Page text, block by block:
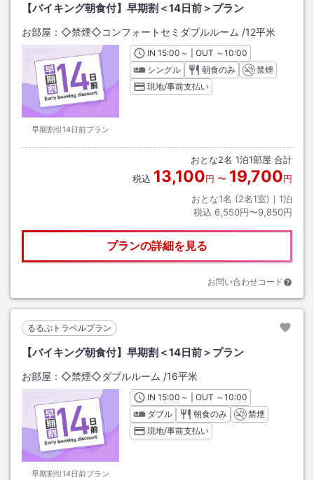
【バイキング朝食付】早期割＜14日前＞プラン
お部屋： ◇禁煙◇コンフォートセミダブルルーム /12平米
早期割引14日前プラン
INチェックイン
15:00 ～ | OUT チェックアウト
～10:00
シングル
朝食のみ
禁煙
現地/事前支払い
おとな2名 1泊1部屋 合計
税込 13,100円 〜 19,700円
おとな1名 (2名1室)｜ 1泊
税込 6,550円〜9,850円
プランの詳細を見る
お問い合わせコード
るるぶトラベルプラン
【バイキング朝食付】早期割＜14日前＞プラン
お部屋： ◇禁煙◇ダブルルーム /16平米
早期割引14日前プラン
INチェックイン
15:00 ～ | OUT チェックアウト
～10:00
ダブル
朝食のみ
禁煙
現地/事前支払い